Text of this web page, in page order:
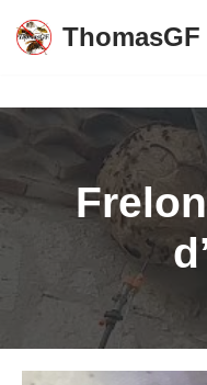
Aller
ThomasGF